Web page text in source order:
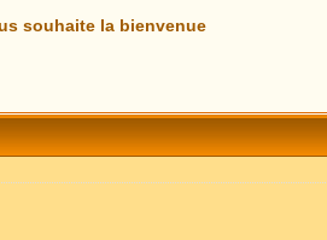
souhaite la bienvenue